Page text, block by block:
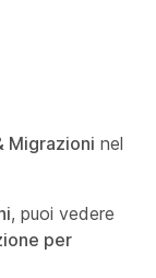
Migrazioni nel
, puoi vedere
per